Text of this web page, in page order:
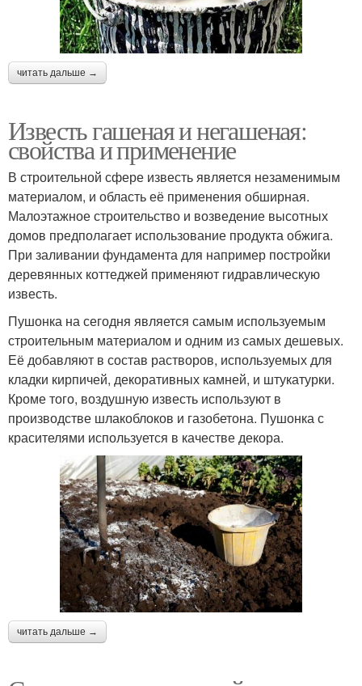
читать дальше →
Известь гашеная и негашеная:
свойства и применение
В строительной сфере известь является незаменимым
материалом, и область её применения обширная.
Малоэтажное строительство и возведение высотных
домов предполагает использование продукта обжига.
При заливании фундамента для например постройки
деревянных коттеджей применяют гидравлическую
известь.
Пушонка на сегодня является самым используемым
строительным материалом и одним из самых дешевых.
Её добавляют в состав растворов, используемых для
кладки кирпичей, декоративных камней, и штукатурки.
Кроме того, воздушную известь используют в
производстве шлакоблоков и газобетона. Пушонка с
красителями используется в качестве декора.
читать дальше →